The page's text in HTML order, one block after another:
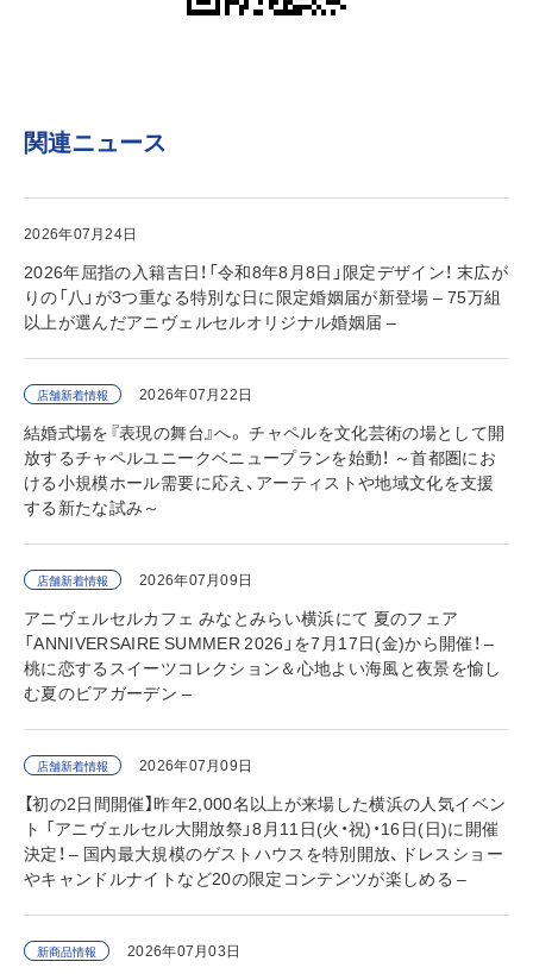
関連ニュース
2026年07月24日
2026年屈指の入籍吉日！「令和8年8月8日」限定デザイン！ 末広が
りの「八」が3つ重なる特別な日に限定婚姻届が新登場 – 75万組
以上が選んだアニヴェルセルオリジナル婚姻届 –
店舗新着情報 2026年07月22日
結婚式場を『表現の舞台』へ。 チャペルを文化芸術の場として開
放するチャペルユニークベニュープランを始動！ ～首都圏にお
ける小規模ホール需要に応え、アーティストや地域文化を支援
する新たな試み～
店舗新着情報 2026年07月09日
アニヴェルセルカフェ みなとみらい横浜にて 夏のフェア
「ANNIVERSAIRE SUMMER 2026」を7月17日(金)から開催！ –
桃に恋するスイーツコレクション＆心地よい海風と夜景を愉し
む夏のビアガーデン –
店舗新着情報 2026年07月09日
【初の2日間開催】昨年2,000名以上が来場した横浜の人気イベン
ト 「アニヴェルセル大開放祭」8月11日(火・祝)・16日(日)に開催
決定！ – 国内最大規模のゲストハウスを特別開放、ドレスショー
やキャンドルナイトなど20の限定コンテンツが楽しめる –
新商品情報 2026年07月03日